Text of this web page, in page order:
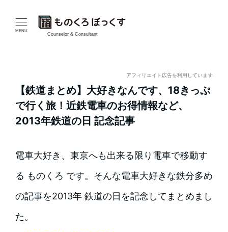
MENU
Counselor & Consultant
アフィリエイト広告を利用しています
【鉄道まとめ】大好きなんです、18きっぷ
で行く旅！近鉄電車のお得情報など、
2013年鉄道の日 記念記事
電車大好き、東京へも出来る限り電車で移動す
る ものくろ です。そんな電車大好きな鉄分多め
の記事を2013年 鉄道の日を記念してまとめまし
た。